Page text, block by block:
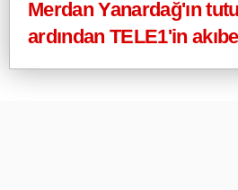
Merdan Yanardağ'ın
ardından TELE1'in